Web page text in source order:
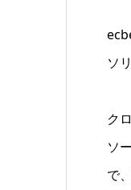
ソ
ク
ソ
で